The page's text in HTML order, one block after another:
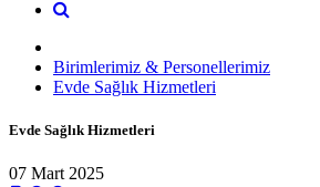
Birimlerimiz & Personellerimiz
Evde Sağlık Hizmetleri
Evde Sağlık Hizmetleri
07 Mart 2025